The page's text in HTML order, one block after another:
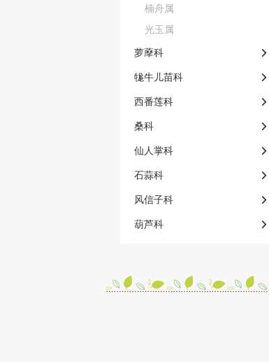
楠舟属
光玉属
萝藦科
牻牛儿苗科
西番莲科
桑科
仙人掌科
石蒜科
风信子科
葫芦科